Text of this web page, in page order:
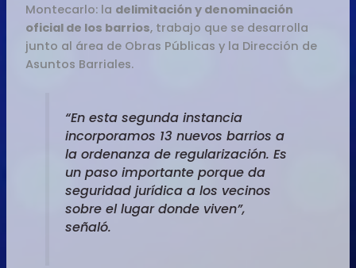
Montecarlo: la delimitación y denominación
oficial de los barrios, trabajo que se desarrolla
junto al área de Obras Públicas y la Dirección de
Asuntos Barriales.
“En esta segunda instancia
incorporamos 13 nuevos barrios a
la ordenanza de regularización. Es
un paso importante porque da
seguridad jurídica a los vecinos
sobre el lugar donde viven”,
señaló.